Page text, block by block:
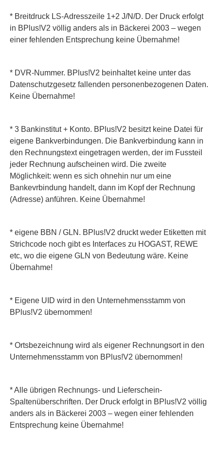
* Breitdruck LS-Adresszeile 1+2 J/N/D. Der Druck erfolgt
in BPlus!V2 völlig anders als in Bäckerei 2003 – wegen
einer fehlenden Entsprechung keine Übernahme!
* DVR-Nummer. BPlus!V2 beinhaltet keine unter das
Datenschutzgesetz fallenden personenbezogenen Daten.
Keine Übernahme!
* 3 Bankinstitut + Konto. BPlus!V2 besitzt keine Datei für
eigene Bankverbindungen. Die Bankverbindung kann in
den Rechnungstext eingetragen werden, der im Fussteil
jeder Rechnung aufscheinen wird. Die zweite
Möglichkeit: wenn es sich ohnehin nur um eine
Bankevrbindung handelt, dann im Kopf der Rechnung
(Adresse) anführen. Keine Übernahme!
* eigene BBN / GLN. BPlus!V2 druckt weder Etiketten mit
Strichcode noch gibt es Interfaces zu HOGAST, REWE
etc, wo die eigene GLN von Bedeutung wäre. Keine
Übernahme!
* Eigene UID wird in den Unternehmensstamm von
BPlus!V2 übernommen!
* Ortsbezeichnung wird als eigener Rechnungsort in den
Unternehmensstamm von BPlus!V2 übernommen!
* Alle übrigen Rechnungs- und Lieferschein-
Spaltenüberschriften. Der Druck erfolgt in BPlus!V2 völlig
anders als in Bäckerei 2003 – wegen einer fehlenden
Entsprechung keine Übernahme!